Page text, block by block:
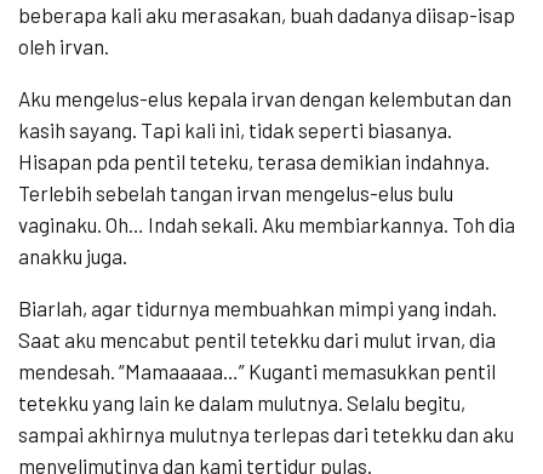
beberapa kali aku merasakan, buah dadanya diisap-isap
oleh irvan.
Aku mengelus-elus kepala irvan dengan kelembutan dan
kasih sayang. Tapi kali ini, tidak seperti biasanya.
Hisapan pda pentil teteku, terasa demikian indahnya.
Terlebih sebelah tangan irvan mengelus-elus bulu
vaginaku. Oh… Indah sekali. Aku membiarkannya. Toh dia
anakku juga.
Biarlah, agar tidurnya membuahkan mimpi yang indah.
Saat aku mencabut pentil tetekku dari mulut irvan, dia
mendesah. “Mamaaaaa…” Kuganti memasukkan pentil
tetekku yang lain ke dalam mulutnya. Selalu begitu,
sampai akhirnya mulutnya terlepas dari tetekku dan aku
menyelimutinya dan kami tertidur pulas.